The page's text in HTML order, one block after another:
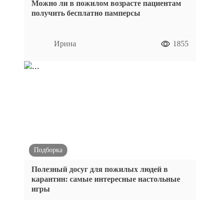
Можно ли в пожилом возрасте пациентам
получить бесплатно памперсы
Ирина 1855
Подборка
Полезный досуг для пожилых людей в
карантин: самые интересные настольные
игры